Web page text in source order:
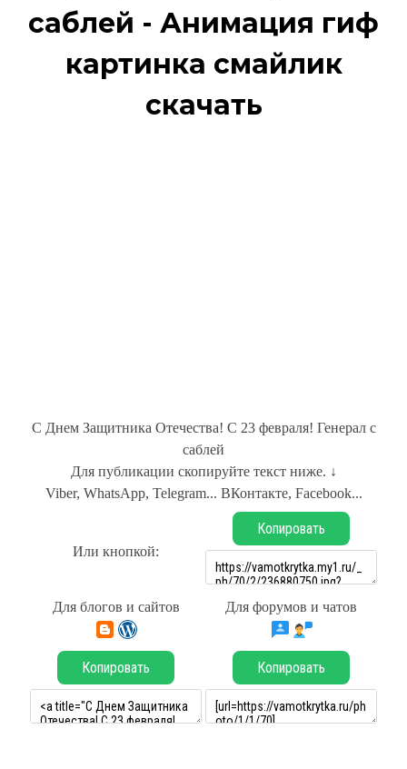
саблей - Анимация гиф
картинка смайлик
скачать
С Днем Защитника Отечества! С 23 февраля! Генерал с
саблей
Для публикации скопируйте текст ниже. ↓
Viber, WhatsApp, Telegram... ВКонтакте, Facebook...
Или кнопкой:
Копировать
Для блогов и сайтов Для форумов и чатов
Копировать Копировать